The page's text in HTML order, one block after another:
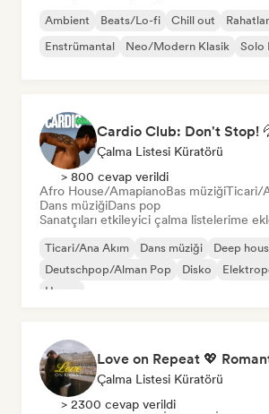
Ambient Beats/Lo-fi Chill out
Enstrümantal
Neo/Modern Klasik Solo
Cardio Club: Don't Stop!
Çalma Listesi Küratörü
> 800 cevap verildi
Afro House/AmapianoBas müziğiTicari/
Dans müziğiDans pop
Sanatçıları etkileyici çalma listelerime
Ticari/Ana Akım Dans müziği
Deep
Deutschpop/Alman Pop
Disko
House
Çalma Listesi Küratörü
> 2300 cevap verildi